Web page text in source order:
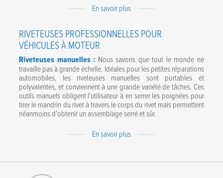
J'accepte les termes de la politique de confidentialité.
En savoir plusExpand
RIVETEUSES PROFESSIONNELLES POUR
VÉHICULES À MOTEUR
Riveteuses manuelles : Nous savons que tout le monde ne
travaille pas à grande échelle. Idéales pour les petites réparations
automobiles, les riveteuses manuelles sont portables et
polyvalentes, et conviennent à une grande variété de tâches. Ces
outils manuels obligent l'utilisateur à en serrer les poignées pour
tirer le mandrin du rivet à travers le corps du rivet mais permettent
néanmoins d'obtenir un assemblage serré et sûr.
En savoir plusExpand